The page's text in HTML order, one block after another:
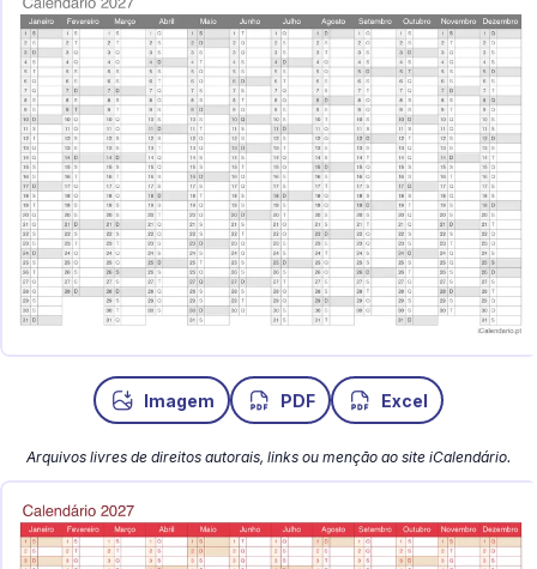
Imagem PDF Excel
Arquivos livres de direitos autorais, links ou menção ao site iCalendário.